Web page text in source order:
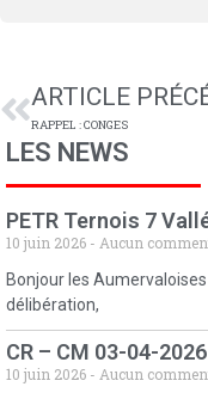
RAPPEL : CONGES
LES NEWS
PETR Ternois 7
10 juin 2026
Aucun
Bonjour les
délibération,
CR – CM 03-04-2026
10 juin 2026
Aucun